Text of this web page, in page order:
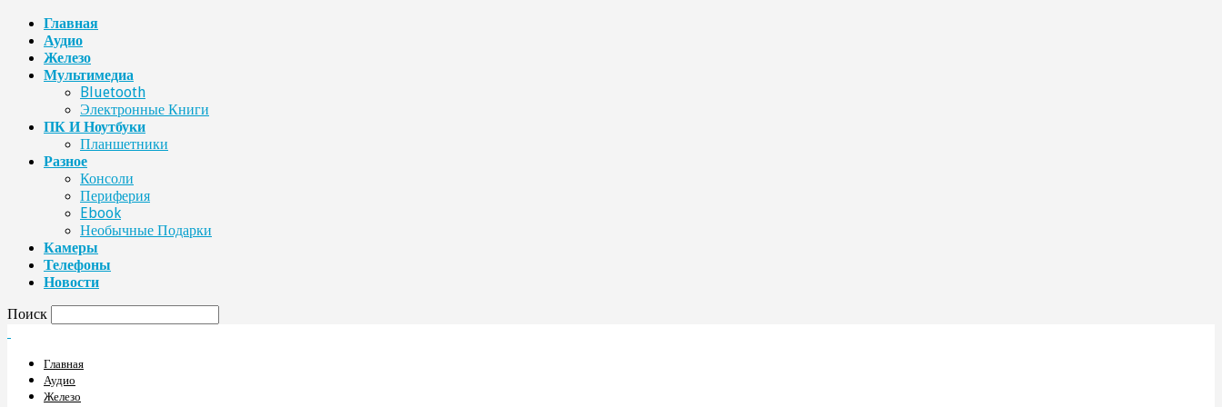
Главная
Аудио
Железо
Мультимедиа
Bluetooth
Электронные Книги
ПК И Ноутбуки
Планшетники
Разное
Консоли
Периферия
Ebook
Необычные Подарки
Камеры
Телефоны
Новости
Поиск
Главная
Аудио
Железо